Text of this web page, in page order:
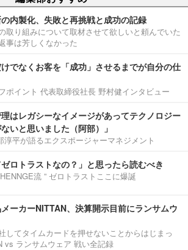
内製化、失敗と再挑戦と成功の記録
取り組みについて取材させて欲しいと頼んでいた
事は芳しくなかった
けでなくお客を「成功」させるまでが自分の仕
ポイント 代表取締役社長 野村健インタビュー
理はレガシーなイメージがあってテクノロジー
いと思いました（阿部）」
淳平が語るエクスポージャーマネジメント
ゼロトラストなの？」と思ったら読むべき
流 ” ゼロトラストここに爆誕
ーカーNITTAN、決算開示目前にランサムウ
してタイムカードを押せないことからはじまっ
vs ランサムウェア 戦い全記録